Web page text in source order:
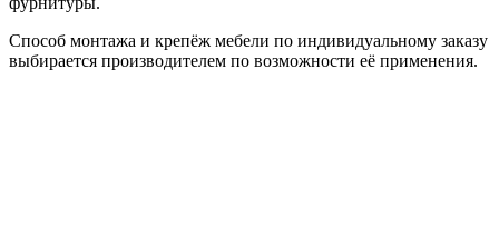
Способ монтажа и крепёж мебели по индивидуальному заказу
выбирается производителем по возможности её применения.